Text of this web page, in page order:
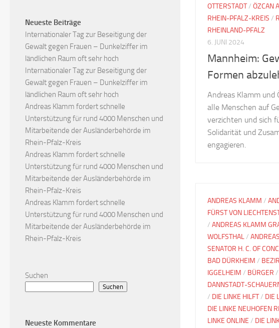
OTTERSTADT/ ÖZCAN
RHEIN-PFALZ-KREIS /
RHEINLAND-PFALZ
6. JUNI 2024
Mannheim:
Formen
Andreas Klamm und
alle Menschen auf
verzichten und sich
Solidarität und
engagieren.
ANDREAS KLAMM /
FÜRST VON
/ ANDREAS KLAMM
WOLFSTHAL/
SENATOR H. C. OF
BAD DÜRKHEIM /
IGGELHEIM / BÜRGER /
DANNSTADT-
/ DIE LINKE HILFT/ DIE
DIE LINKE NEUHOFEN
LINKE ONLINE / DIE
Neueste Beiträge
Internationaler Tag zur Beseitigung der
Gewalt gegen Frauen – Dunkelziffer im
ländlichen Raum oft sehr hoch
Internationaler Tag zur Beseitigung der
Gewalt gegen Frauen – Dunkelziffer im
ländlichen Raum oft sehr hoch
Andreas Klamm fordert schnelle
Unterstützung für rund 4000 Menschen und
Mitarbeitende der Ausländerbehörde im
Rhein-Pfalz-Kreis
Andreas Klamm fordert schnelle
Unterstützung für rund 4000 Menschen und
Mitarbeitende der Ausländerbehörde im
Rhein-Pfalz-Kreis
Andreas Klamm fordert schnelle
Unterstützung für rund 4000 Menschen und
Mitarbeitende der Ausländerbehörde im
Rhein-Pfalz-Kreis
Suchen
Suchen
Neueste Kommentare